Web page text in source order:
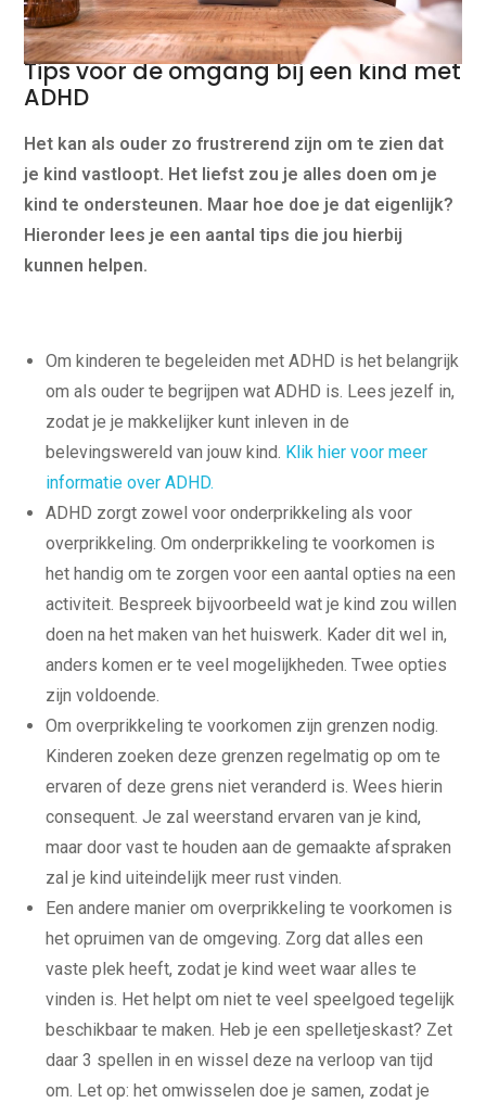
Tips voor de omgang bij een kind met
ADHD
Het kan als ouder zo frustrerend zijn om te zien dat
je kind vastloopt. Het liefst zou je alles doen om je
kind te ondersteunen. Maar hoe doe je dat eigenlijk?
Hieronder lees je een aantal tips die jou hierbij
kunnen helpen.
Om kinderen te begeleiden met ADHD is het belangrijk
om als ouder te begrijpen wat ADHD is. Lees jezelf in,
zodat je je makkelijker kunt inleven in de
belevingswereld van jouw kind. Klik hier voor meer
informatie over ADHD.
ADHD zorgt zowel voor onderprikkeling als voor
overprikkeling. Om onderprikkeling te voorkomen is
het handig om te zorgen voor een aantal opties na een
activiteit. Bespreek bijvoorbeeld wat je kind zou willen
doen na het maken van het huiswerk. Kader dit wel in,
anders komen er te veel mogelijkheden. Twee opties
zijn voldoende.
Om overprikkeling te voorkomen zijn grenzen nodig.
Kinderen zoeken deze grenzen regelmatig op om te
ervaren of deze grens niet veranderd is. Wees hierin
consequent. Je zal weerstand ervaren van je kind,
maar door vast te houden aan de gemaakte afspraken
zal je kind uiteindelijk meer rust vinden.
Een andere manier om overprikkeling te voorkomen is
het opruimen van de omgeving. Zorg dat alles een
vaste plek heeft, zodat je kind weet waar alles te
vinden is. Het helpt om niet te veel speelgoed tegelijk
beschikbaar te maken. Heb je een spelletjeskast? Zet
daar 3 spellen in en wissel deze na verloop van tijd
om. Let op: het omwisselen doe je samen, zodat je